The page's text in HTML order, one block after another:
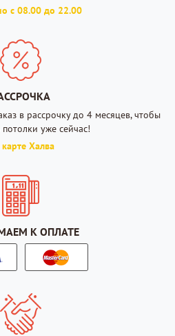
с 08.00 до 22.00
в рассрочку до 4 месяцев, чтобы
потолки уже сейчас!
Халва
К ОПЛАТЕ